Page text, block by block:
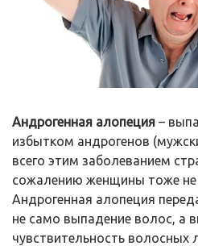
Андрогенная алопеция –
избытком андрогенов
всего этим заболеванием
сожалению женщины тоже не
Андрогенная алопеция
не само выпадение волос, а
чувствительность волосных